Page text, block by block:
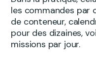
les commandes par
de conteneur,
pour des dizaines,
missions par jour.